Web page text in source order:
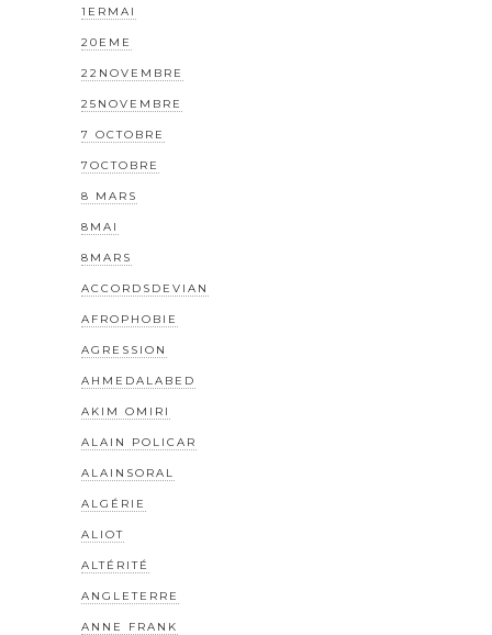
1ERMAI
20EME
22NOVEMBRE
25NOVEMBRE
7 OCTOBRE
7OCTOBRE
8 MARS
8MAI
8MARS
ACCORDSDEVIAN
AFROPHOBIE
AGRESSION
AHMEDALABED
AKIM OMIRI
ALAIN POLICAR
ALAINSORAL
ALGÉRIE
ALIOT
ALTÉRITÉ
ANGLETERRE
ANNE FRANK